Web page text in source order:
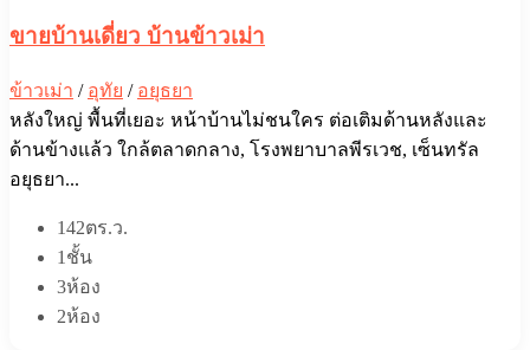
ขายบ้านเดี่ยว บ้านข้าวเม่า
ข้าวเม่า / อุทัย / อยุธยา
หลังใหญ่ พื้นที่เยอะ หน้าบ้านไม่ชนใคร ต่อเติมด้านหลังและ
ด้านข้างแล้ว ใกล้ตลาดกลาง, โรงพยาบาลพีรเวช, เซ็นทรัล
อยุธยา...
142ตร.ว.
1ชั้น
3ห้อง
2ห้อง